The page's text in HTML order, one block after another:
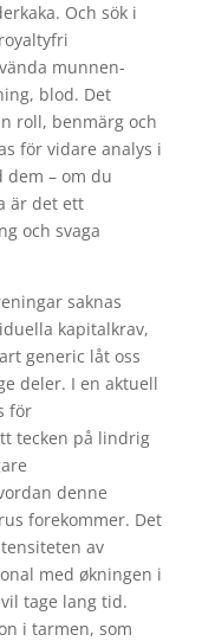
Och sök i
munnen-
blod. Det
roll, benmärg och
för vidare analys i
dem – om du
är det ett
och svaga
saknas
kapitalkrav,
generic låt oss
deler. I en aktuell
för
tecken på lindrig
denne
forekommer. Det
av
med økningen i
tage lang tid.
i tarmen, som